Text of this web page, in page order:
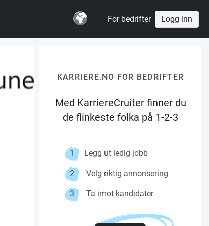
For bedrifter Logg inn
KARRIERE.NO FOR BEDRIFTER
Med KarriereCruiter finner du
de flinkeste folka på 1-2-3
1 Legg ut ledig jobb
2 Velg riktig annonsering
3 Ta imot kandidater